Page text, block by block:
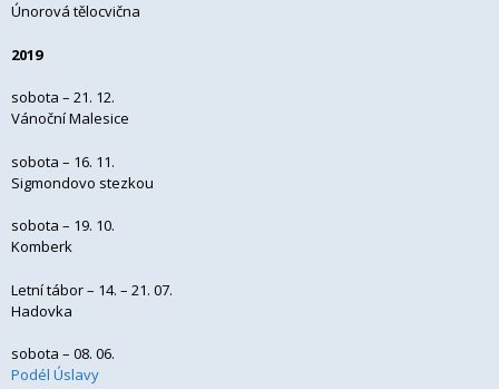
Únorová tělocvična
2019
sobota – 21. 12.
Vánoční Malesice
sobota – 16. 11.
Sigmondovo stezkou
sobota – 19. 10.
Komberk
Letní tábor – 14. – 21. 07.
Hadovka
sobota – 08. 06.
Podél Úslavy